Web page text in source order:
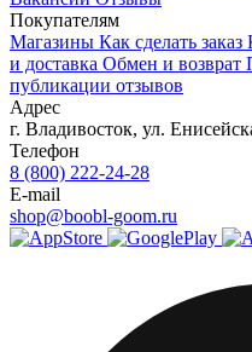
Покупателям
Магазины Как сделать заказ
и доставка Обмен и возврат
публикации отзывов
Адрес
г. Владивосток, ул.
Телефон
8 (800) 222-24-28
E-mail
shop@boobl-goom.ru